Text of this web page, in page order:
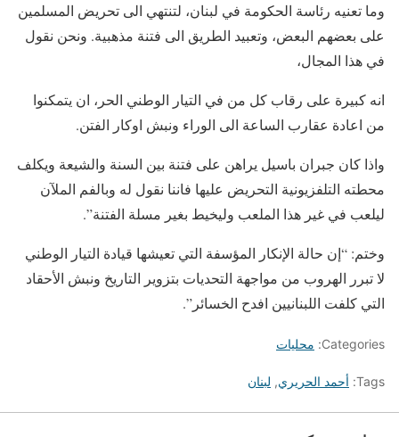
وما تعنيه رئاسة الحكومة في لبنان، لتنتهي الى تحريض المسلمين
على بعضهم البعض، وتعبيد الطريق الى فتنة مذهبية. ونحن نقول
في هذا المجال،
انه كبيرة على رقاب كل من في التيار الوطني الحر، ان يتمكنوا
من اعادة عقارب الساعة الى الوراء ونبش اوكار الفتن.
واذا كان جبران باسيل يراهن على فتنة بين السنة والشيعة ويكلف
محطته التلفزيونية التحريض عليها فاننا نقول له وبالفم الملآن
ليلعب في غير هذا الملعب وليخيط بغير مسلة الفتنة”.
وختم: “إن حالة الإنكار المؤسفة التي تعيشها قيادة التيار الوطني
لا تبرر الهروب من مواجهة التحديات بتزوير التاريخ ونبش الأحقاد
التي كلفت اللبنانيين افدح الخسائر”.
Categories: محليات
Tags: أحمد الحريري, لبنان